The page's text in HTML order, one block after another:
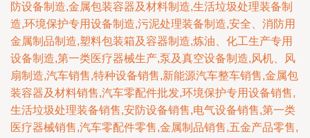
防设备制造,金属包装容器及材料制造,生活垃圾处理装备制
造,环境保护专用设备制造,污泥处理装备制造,安全、消防用
金属制品制造,塑料包装箱及容器制造,炼油、化工生产专用
设备制造,第一类医疗器械生产,泵及真空设备制造,风机、风
扇制造,汽车销售,特种设备销售,新能源汽车整车销售,金属包
装容器及材料销售,汽车零配件批发,环境保护专用设备销售,
生活垃圾处理装备销售,安防设备销售,电气设备销售,第一类
医疗器械销售,汽车零配件零售,金属制品销售,五金产品零售,